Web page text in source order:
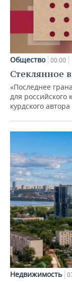
Общество 00:00
Стеклянное
«Последнее
для
курдского
Недвижимость